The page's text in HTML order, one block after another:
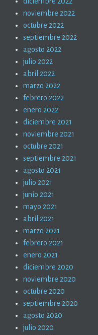
noviembre 2022
octubre 2022
septiembre 2022
agosto 2022
julio 2022
abril 2022
marzo 2022
febrero 2022
enero 2022
diciembre 2021
noviembre 2021
octubre 2021
septiembre 2021
agosto 2021
julio 2021
junio 2021
mayo 2021
abril 2021
marzo 2021
febrero 2021
enero 2021
diciembre 2020
noviembre 2020
octubre 2020
septiembre 2020
agosto 2020
julio 2020